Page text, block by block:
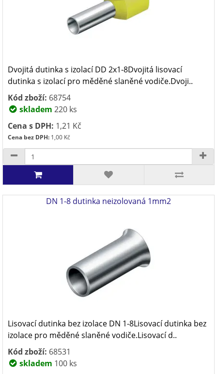
Dvojitá dutinka s izolací DD 2x1-8Dvojitá lisovací
dutinka s izolací pro měděné slaněné vodiče.Dvoji..
Kód zboží: 68754
skladem 220 ks
Cena s DPH: 1,21 Kč
Cena bez DPH: 1,00 Kč
DN 1-8 dutinka neizolovaná 1mm2
Lisovací dutinka bez izolace DN 1-8Lisovací dutinka bez
izolace pro měděné slaněné vodiče.Lisovací d..
Kód zboží: 68531
skladem 100 ks